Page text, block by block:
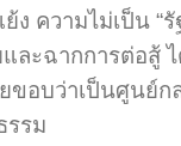
ความไม่เป็น
ะฉากการต่อสู้
ขอบว่าเป็นศูนย์
รรม